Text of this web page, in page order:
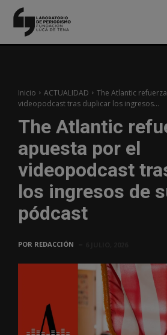
Inicio ACTUALIDAD
The Atlantic
videopodcast tras duplicar los ingresos...
The Atlantic
apuesta por el
videopodcast
los ingresos de
pódcast
POR REDACCIÓN